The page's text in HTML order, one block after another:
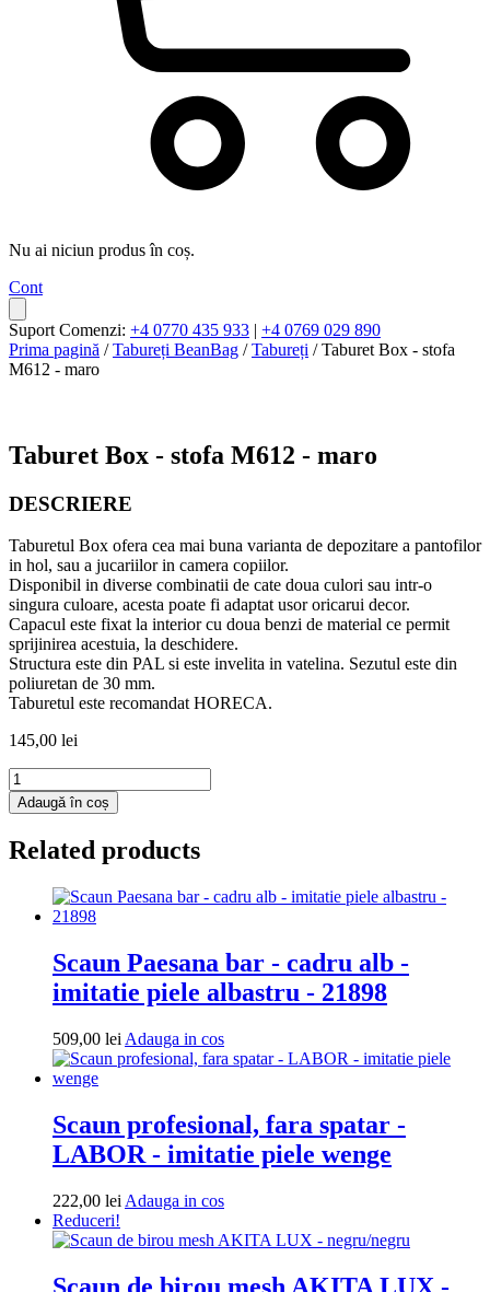
Nu ai niciun produs în coș.
Cont
Suport Comenzi: +4 0770 435 933 | +4 0769 029 890
Prima pagină /Tabureți BeanBag /Tabureți / Taburet Box - stofa
M612 - maro
Taburet Box - stofa M612 - maro
DESCRIERE
Taburetul Box ofera cea mai buna varianta de depozitare a pantofilor
in hol, sau a jucariilor in camera copiilor.
Disponibil in diverse combinatii de cate doua culori sau intr-o
singura culoare, acesta poate fi adaptat usor oricarui decor.
Capacul este fixat la interior cu doua benzi de material ce permit
sprijinirea acestuia, la deschidere.
Structura este din PAL si este invelita in vatelina. Sezutul este din
poliuretan de 30 mm.
Taburetul este recomandat HORECA.
145,00 lei
Cantitate
Taburet
Box
stofa
maro
Adaugă în coș
Related products
Scaun Paesana bar - cadru alb -
imitatie piele albastru - 21898
509,00 lei Adauga in cosAdauga
in
Scaun profesional, fara spatar -
LABOR - imitatie piele wenge
222,00 lei Adauga in cosAdauga
cos
Reduceri!
Scaun de birou mesh AKITA LUX -